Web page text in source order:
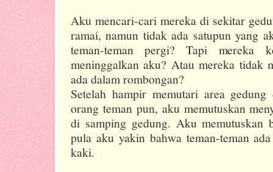
Aku mencari-cari mereka di sekitar
ramai, namun tidak ada satupun yang
teman-teman pergi? Tapi mereka
meninggalkan aku? Atau mereka tidak
ada dalam rombongan?
Setelah hampir memutari area
orang teman pun, aku memutuskan
di samping gedung. Aku memutuskan
pula aku yakin bahwa teman-teman
kaki.